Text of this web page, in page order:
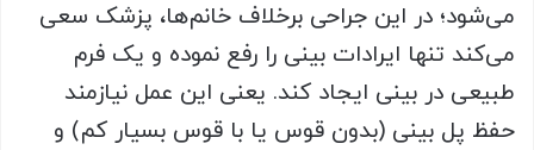
می‌شود؛ در این جراحی برخلاف خانم‌ها، پزشک سعی
می‌کند تنها ایرادات بینی را رفع نموده و یک فرم
طبیعی در بینی ایجاد کند. یعنی این عمل نیازمند
حفظ پل بینی (بدون قوس یا با قوس بسیار کم) و